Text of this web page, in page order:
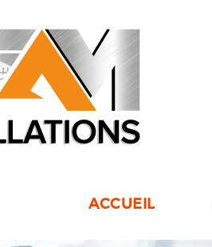
ACCUEIL